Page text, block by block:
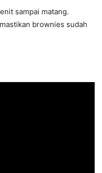
sampai matang.
brownies sudah